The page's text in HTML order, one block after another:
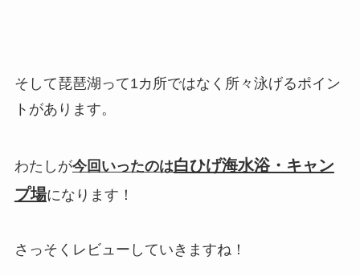
そして琵琶湖って1カ所ではなく所々泳げるポイン
トがあります。
わたしが今回いったのは白ひげ海水浴・キャン
プ場になります！
さっそくレビューしていきますね！